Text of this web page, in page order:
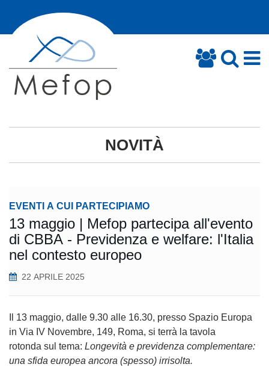
NOVITÀ
EVENTI A CUI PARTECIPIAMO
13 maggio | Mefop partecipa all'evento
di CBBA - Previdenza e welfare: l'Italia
nel contesto europeo
22 APRILE 2025
Il 13 maggio, dalle 9.30 alle 16.30, presso Spazio Europa
in Via IV Novembre, 149, Roma, si terrà la tavola
rotonda sul tema: Longevità e previdenza complementare:
una sfida europea ancora (spesso) irrisolta.